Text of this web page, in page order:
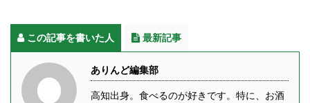
この記事を書いた人 最新記事
ありんど編集部
高知出身。食べるのが好きです。特に、お酒